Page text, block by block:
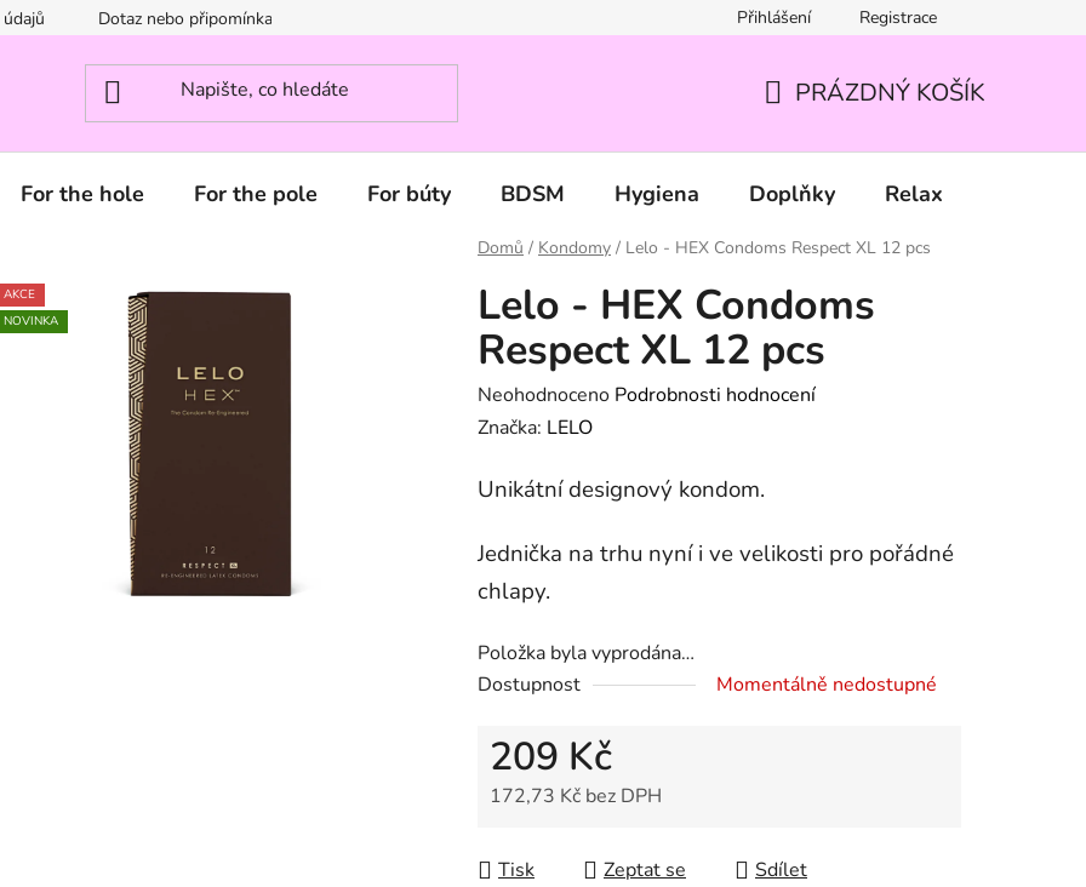
Dotaz nebo připomínka? Napište nám. Přihlášení Registrace
KOŠÍK
PRÁZDNÝ KOŠÍK
For the hole For the pole For búty BDSM Hygiena Doplňky Relax
Domů / Kondomy / Lelo - HEX Condoms Respect XL 12 pcs
Lelo - HEX Condoms
Respect XL 12 pcs
Průměrné
hodnocení
je
z
5
Neohodnoceno Podrobnosti hodnocení
Značka: LELO
Unikátní designový kondom.
Jednička na trhu nyní i ve velikosti pro pořádné
chlapy.
Položka byla vyprodána…
Dostupnost
Momentálně nedostupné
209 Kč
172,73 Kč bez DPH
Tisk
Zeptat se Sdílet
AKCE
NOVINKA